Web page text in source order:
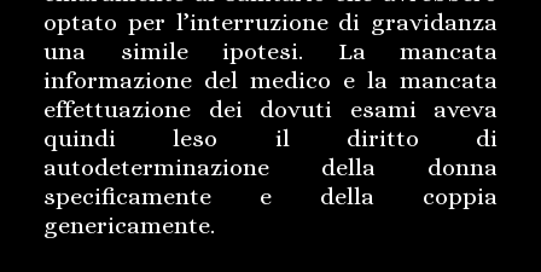
optato per l’interruzione di gravidanza
una simile ipotesi. La mancata
informazione del medico e la mancata
effettuazione dei dovuti esami aveva
quindi leso il diritto di
autodeterminazione della donna
specificamente e della coppia
genericamente.